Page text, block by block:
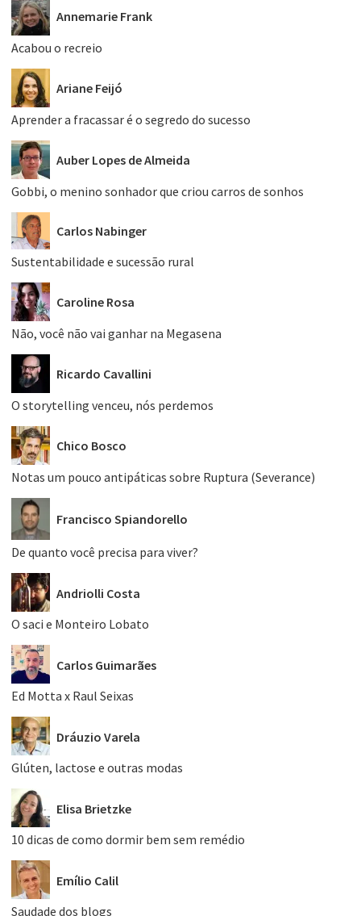
Annemarie Frank
Acabou o recreio
Ariane Feijó
Aprender a fracassar é o segredo do sucesso
Auber Lopes de Almeida
Gobbi, o menino sonhador que criou carros de sonhos
Carlos Nabinger
Sustentabilidade e sucessão rural
Caroline Rosa
Não, você não vai ganhar na Megasena
Ricardo Cavallini
O storytelling venceu, nós perdemos
Chico Bosco
Notas um pouco antipáticas sobre Ruptura (Severance)
Francisco Spiandorello
De quanto você precisa para viver?
Andriolli Costa
O saci e Monteiro Lobato
Carlos Guimarães
Ed Motta x Raul Seixas
Dráuzio Varela
Glúten, lactose e outras modas
Elisa Brietzke
10 dicas de como dormir bem sem remédio
Emílio Calil
Saudade dos blogs